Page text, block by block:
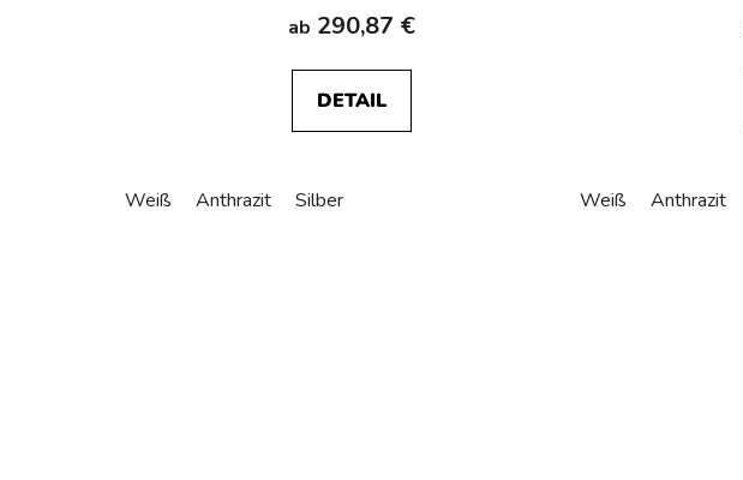
ab 290,87 €
DETAIL
Weiß Anthrazit Silber Weiß Anthrazit